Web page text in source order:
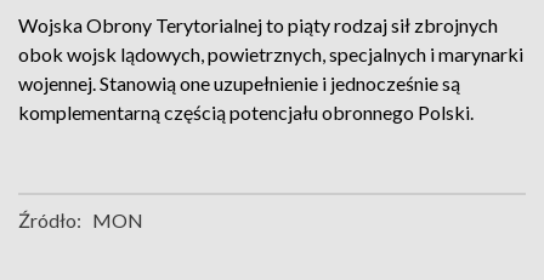
Wojska Obrony Terytorialnej to piąty rodzaj sił zbrojnych
obok wojsk lądowych, powietrznych, specjalnych i marynarki
wojennej. Stanowią one uzupełnienie i jednocześnie są
komplementarną częścią potencjału obronnego Polski.
Źródło: MON